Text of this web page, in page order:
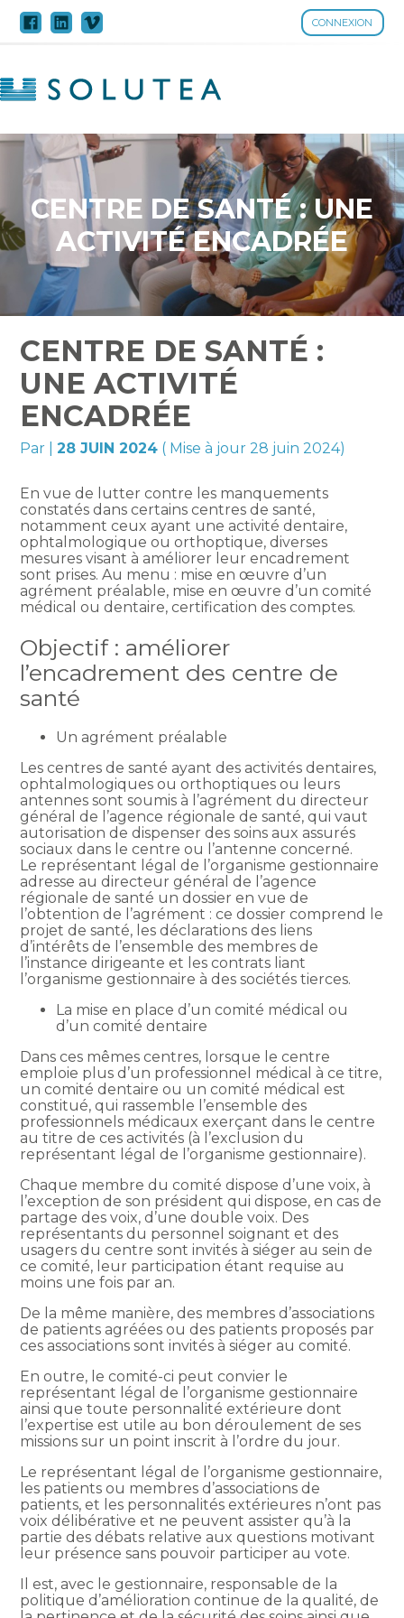
CONNEXION
Aller
CENTRE DE SANTÉ : UNE
ACTIVITÉ ENCADRÉE
CENTRE DE SANTÉ :
UNE ACTIVITÉ
ENCADRÉE
Par |28 JUIN 2024 ( Mise à jour 28 juin 2024)
En vue de lutter contre les manquements
constatés dans certains centres de santé,
notamment ceux ayant une activité dentaire,
ophtalmologique ou orthoptique, diverses
mesures visant à améliorer leur encadrement
sont prises. Au menu : mise en œuvre d’un
agrément préalable, mise en œuvre d’un comité
médical ou dentaire, certification des comptes.
Objectif : améliorer
l’encadrement des centre de
santé
Un agrément préalable
Les centres de santé ayant des activités dentaires,
ophtalmologiques ou orthoptiques ou leurs
antennes sont soumis à l’agrément du directeur
général de l’agence régionale de santé, qui vaut
autorisation de dispenser des soins aux assurés
sociaux dans le centre ou l’antenne concerné.
Le représentant légal de l’organisme gestionnaire
adresse au directeur général de l’agence
régionale de santé un dossier en vue de
l’obtention de l’agrément : ce dossier comprend le
projet de santé, les déclarations des liens
d’intérêts de l’ensemble des membres de
l’instance dirigeante et les contrats liant
l’organisme gestionnaire à des sociétés tierces.
La mise en place d’un comité médical ou
d’un comité dentaire
Dans ces mêmes centres, lorsque le centre
emploie plus d’un professionnel médical à ce titre,
un comité dentaire ou un comité médical est
constitué, qui rassemble l’ensemble des
professionnels médicaux exerçant dans le centre
au titre de ces activités (à l’exclusion du
représentant légal de l’organisme gestionnaire).
Chaque membre du comité dispose d’une voix, à
l’exception de son président qui dispose, en cas de
partage des voix, d’une double voix. Des
représentants du personnel soignant et des
usagers du centre sont invités à siéger au sein de
ce comité, leur participation étant requise au
moins une fois par an.
De la même manière, des membres d’associations
de patients agréées ou des patients proposés par
ces associations sont invités à siéger au comité.
En outre, le comité-ci peut convier le
représentant légal de l’organisme gestionnaire
ainsi que toute personnalité extérieure dont
l’expertise est utile au bon déroulement de ses
missions sur un point inscrit à l’ordre du jour.
Le représentant légal de l’organisme gestionnaire,
les patients ou membres d’associations de
patients, et les personnalités extérieures n’ont pas
voix délibérative et ne peuvent assister qu’à la
partie des débats relative aux questions motivant
leur présence sans pouvoir participer au vote.
Il est, avec le gestionnaire, responsable de la
politique d’amélioration continue de la qualité, de